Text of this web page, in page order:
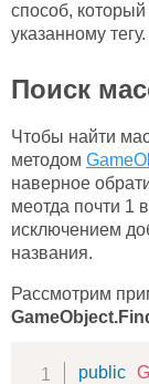
способ,
указанному тегу.
Поиск
Чтобы найти
методом
наверное
меотда почти 1
исключением
названия.
Рассмотрим
public